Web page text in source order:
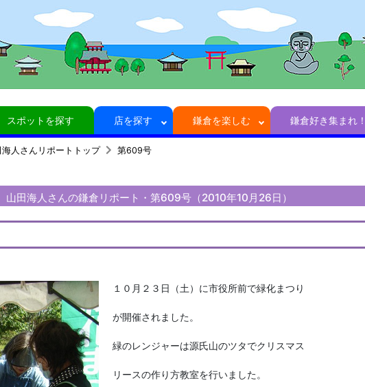
スポットを探す 店を探す 鎌倉を楽しむ 鎌倉好き集まれ！
海人さんリポートトップ 第609号
山田海人さんの鎌倉リポート・第609号（2010年10月26日）
１０月２３日（土）に市役所前で緑化まつり
が開催されました。
緑のレンジャーは源氏山のツタでクリスマス
リースの作り方教室を行いました。